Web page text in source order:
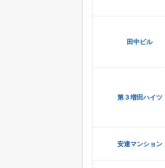
田中ビル
第３増田ハイツ
安達マンション